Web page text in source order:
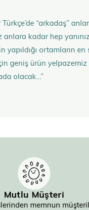
“arkadaş”
kadar hep
ortamların
geniş ürün
olacak…”
Mutlu Müşteri
memnun